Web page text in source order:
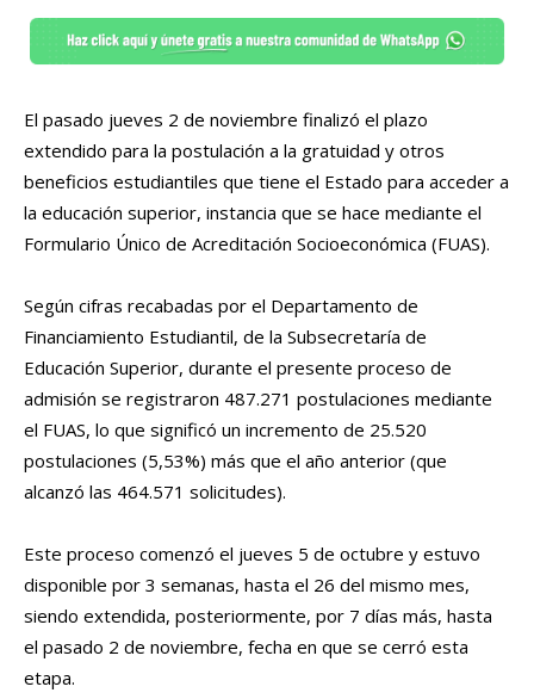
El pasado jueves 2 de noviembre finalizó el plazo
extendido para la postulación a la gratuidad y otros
beneficios estudiantiles que tiene el Estado para acceder a
la educación superior, instancia que se hace mediante el
Formulario Único de Acreditación Socioeconómica (FUAS).
Según cifras recabadas por el Departamento de
Financiamiento Estudiantil, de la Subsecretaría de
Educación Superior, durante el presente proceso de
admisión se registraron 487.271 postulaciones mediante
el FUAS, lo que significó un incremento de 25.520
postulaciones (5,53%) más que el año anterior (que
alcanzó las 464.571 solicitudes).
Este proceso comenzó el jueves 5 de octubre y estuvo
disponible por 3 semanas, hasta el 26 del mismo mes,
siendo extendida, posteriormente, por 7 días más, hasta
el pasado 2 de noviembre, fecha en que se cerró esta
etapa.